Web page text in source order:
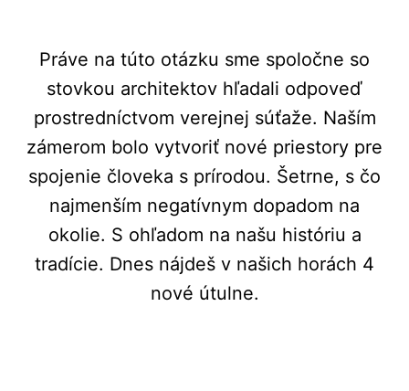
Práve na túto otázku sme spoločne so
stovkou architektov hľadali odpoveď
prostredníctvom verejnej súťaže. Naším
zámerom bolo vytvoriť nové priestory pre
spojenie človeka s prírodou. Šetrne, s čo
najmenším negatívnym dopadom na
okolie. S ohľadom na našu históriu a
tradície. Dnes nájdeš v našich horách 4
nové útulne.